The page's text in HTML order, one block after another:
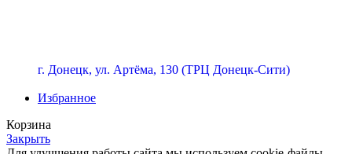
г. Донецк, ул. Артёма, 130 (ТРЦ Донецк-Сити)
Избранное
Корзина
Закрыть